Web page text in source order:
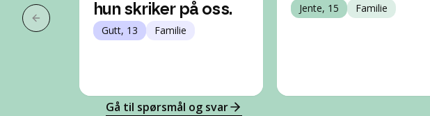
Forrige slide
hun skriker på oss.
Gutt, 13 Familie
Jente, 15 Familie
Gå til spørsmål og svar